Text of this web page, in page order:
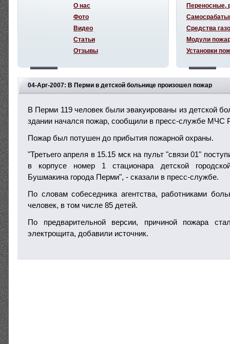
04-Apr-2007: В Перми в детской больнице произошел пожар
В Перми 119 человек были эвакуированы из детской
здании начался пожар, сообщили в пресс-службе МЧС
Пожар был потушен до прибытия пожарной охраны.
"Третьего апреля в 15.15 мск на пульт "связи 01"
в корпусе номер 1 стационара детской
Бушмакина города Перми", - сказали в пресс-службе.
По словам собеседника агентства, работниками
человек, в том числе 85 детей.
По предварительной версии, причиной пожара
электрощита, добавили источник.
О нас
Фото
Видео
Статьи
Отзывы
Переносные,
Средства
Модули
Установки